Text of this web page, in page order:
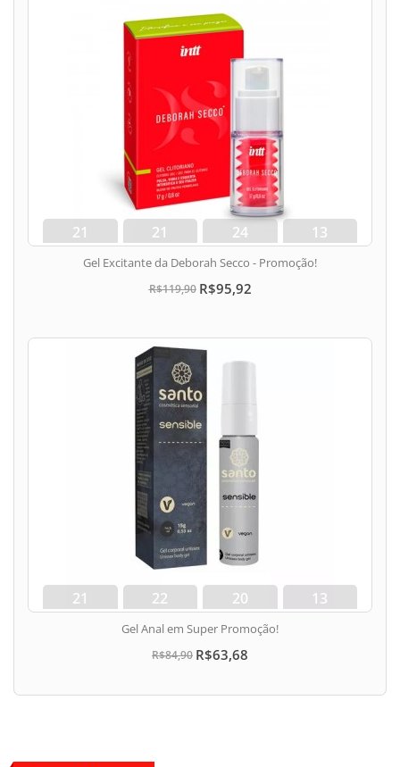
21
dias
21
hora
24
min
12
seg
Gel Excitante da Deborah Secco - Promoção!
R$119,90 R$95,92
21
dias
22
hora
20
min
12
seg
Gel Anal em Super Promoção!
R$84,90 R$63,68